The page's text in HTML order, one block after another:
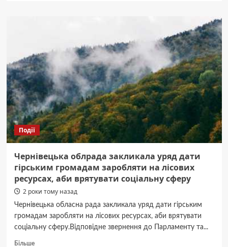
філологічного
факультету:
хто
став
Події
Чернівецька облрада закликала уряд дати
гірським громадам заробляти на лісових
ресурсах, аби врятувати соціальну сферу
2 роки тому назад
Чернівецька обласна рада закликала уряд дати гірським
громадам заробляти на лісових ресурсах, аби врятувати
соціальну сферу.Відповідне звернення до Парламенту та...
БільшеДокладніше